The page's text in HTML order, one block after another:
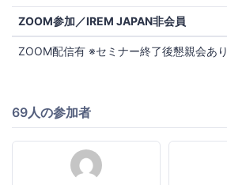
ZOOM参加／IREM JAPAN非会員
ZOOM配信有 ※セミナー終了後懇親会あり
69人の参加者